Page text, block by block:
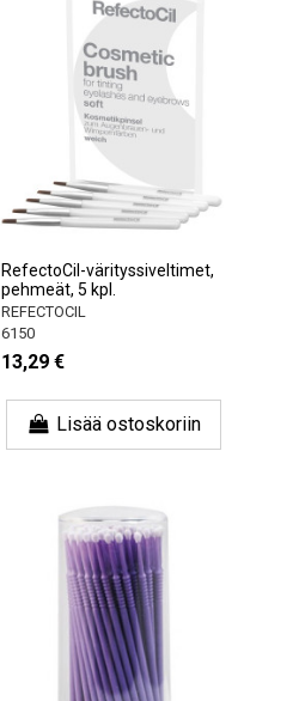
RefectoCil-värityssiveltimet,
pehmeät, 5 kpl.
REFECTOCIL
6150
13,29 €
Lisää ostoskoriin